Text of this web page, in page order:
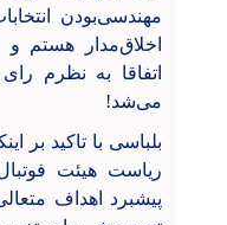
مهندسی‌بودن
اخلاق‌مدار هستم و
اتفاقا به نظرم
می‌شد!
بلباسی با تاکید بر
ریاست هیئت
پیشبرد اهداف